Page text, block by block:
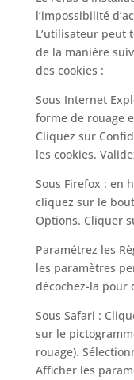
l’impossibilité
L’utilisateur peut
de la manière
des cookies :
Sous Internet
forme de rouage
Cliquez sur
les cookies.
Sous Firefox : en
cliquez sur le
Options. Cliquer
Paramétrez les
les paramètres
décochez-la pour
Sous Safari :
sur le
rouage).
Afficher les